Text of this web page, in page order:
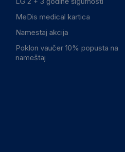
MeDis medical kartica
Namestaj akcija
Poklon vaučer 10% popusta na
nameštaj